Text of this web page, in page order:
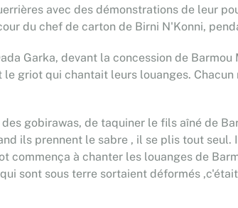
avec des démonstrations de leur
du chef de carton de Birni N'Konni,
Garka, devant la concession de
griot qui chantait leurs louanges.
gobirawas, de taquiner le fils aîné de
ils prennent le sabre , il se plis tout seul.
à chanter les louanges de
sont sous terre sortaient déformés